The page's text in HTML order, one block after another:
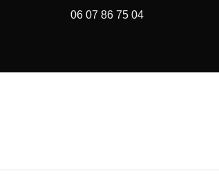
06 07 86 75 04